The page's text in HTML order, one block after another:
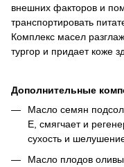
внешних факторов и
транспортировать
Комплекс масел
тургор и придает коже
Дополнительные
Масло семян
E, смягчает и
сухость и
Масло плодов оливы